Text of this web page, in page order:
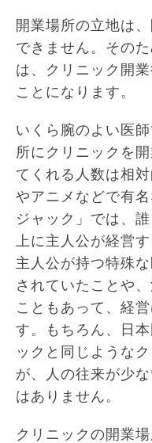
開業場所の立地は
できません。その
は、クリニック開
ことになります。
いくら腕のよい医
所にクリニックを
てくれる人数は相
やアニメなどで有
ジャック」では、
上に主人公が経営
主人公が持つ特殊
されていたことや
こともあって、経
す。もちろん、日
ックと同じような
が、人の往来が少
はありません。
クリニックの開業